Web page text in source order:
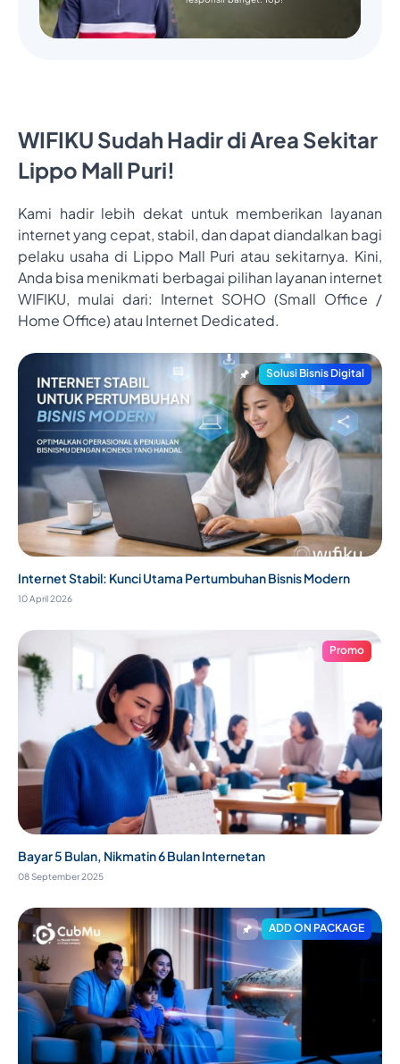
WIFIKU Sudah Hadir di Area Sekitar
Lippo Mall Puri!
Kami hadir lebih dekat untuk memberikan layanan
internet yang cepat, stabil, dan dapat diandalkan bagi
pelaku usaha di Lippo Mall Puri atau sekitarnya. Kini,
Anda bisa menikmati berbagai pilihan layanan internet
WIFIKU, mulai dari: Internet SOHO (Small Office /
Home Office) atau Internet Dedicated.
Solusi Bisnis Digital
Internet Stabil: Kunci Utama Pertumbuhan Bisnis Modern
10 April 2026
Promo
Bayar 5 Bulan, Nikmatin 6 Bulan Internetan
08 September 2025
ADD ON PACKAGE